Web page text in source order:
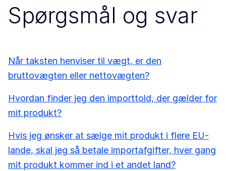
Spørgsmål og svar
Når taksten henviser til vægt, er den
bruttovægten eller nettovægten?
Hvordan finder jeg den importtold, der gælder for
mit produkt?
Hvis jeg ønsker at sælge mit produkt i flere EU-
lande, skal jeg så betale importafgifter, hver gang
mit produkt kommer ind i et andet land?